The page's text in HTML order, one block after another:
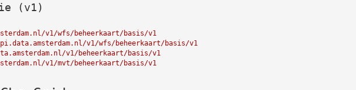
(v1)
v1/wfs/beheerkaart/basis/v1
v1/wfs/beheerkaart/basis/v1
v1/beheerkaart/basis/v1
v1/mvt/beheerkaart/basis/v1